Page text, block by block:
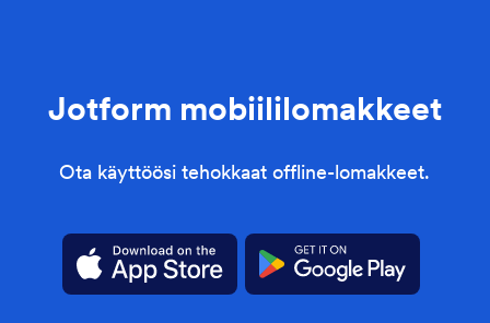
Jotform mobiililomakkeet
Ota käyttöösi tehokkaat offline-lomakkeet.